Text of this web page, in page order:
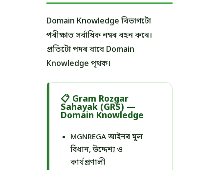
Domain Knowledge বিভাগটো
পৰীক্ষাত সৰ্বাধিক নম্বৰ বহন কৰে।
প্ৰতিটো পদৰ বাবে Domain
Knowledge পৃথক।
📋 Gram Rozgar
Sahayak (GRS) —
Domain Knowledge
MGNREGA আইনৰ মূল
বিধান, উদ্দেশ্য ও
কাৰ্যপ্ৰণালী